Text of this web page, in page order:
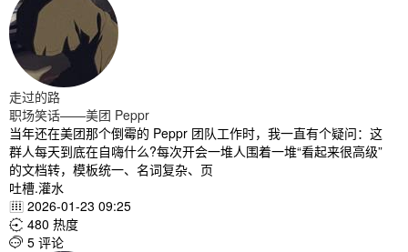
走过的路
职场笑话——美团 Peppr
当年还在美团那个倒霉的 Peppr 团队工作时，我一直有个疑问：这
群人每天到底在自嗨什么?每次开会一堆人围着一堆“看起来很高级”
的文档转，模板统一、名词复杂、页
吐槽.灌水
 2026-01-23 09:25
 480 热度
 5 评论